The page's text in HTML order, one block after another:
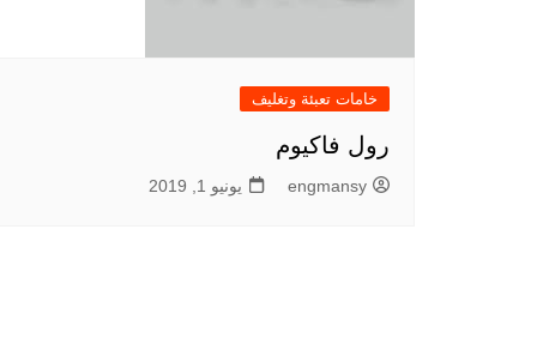
خامات تعبئة وتغليف
رول فاكيوم
engmansy يونيو 1, 2019